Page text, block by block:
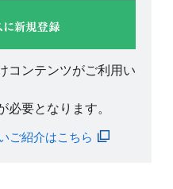
コンテンツがご利用い
必要となります。
ご紹介はこちら